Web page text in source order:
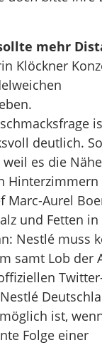
mehr
Klöckner
deutlich.
es die
Marc-Aurel
und Fetten in
Nestlé muss
samt Lob der
ist,
Folge einer